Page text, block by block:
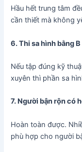
Hầu hết trung tâm
cần thiết mà không
6. Thi sa hình bằng
Nếu tập đúng kỹ
xuyên thì phần sa
7. Người bận rộn có
Hoàn toàn được.
phù hợp cho người